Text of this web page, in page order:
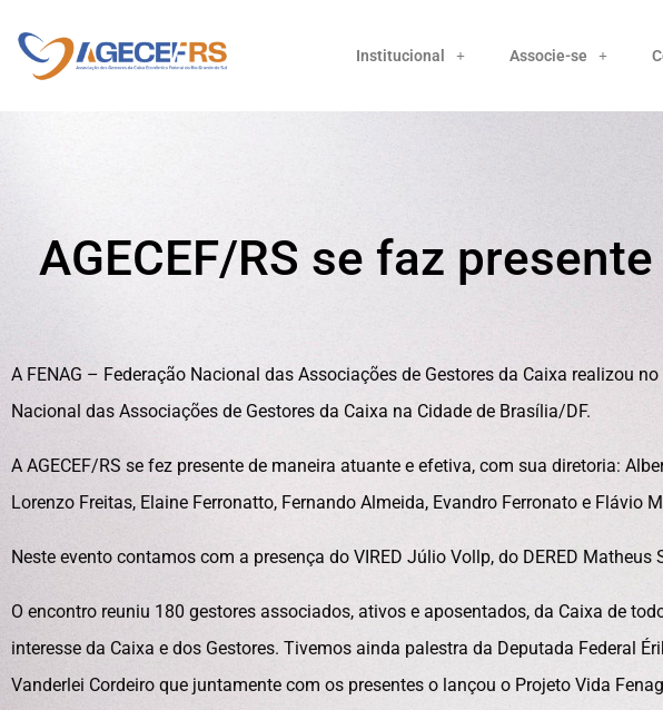
Institucional Associe-se
AGECEF/RS se faz presente
A FENAG – Federação Nacional das Associações de Gestores da Caixa realizou
Nacional das Associações de Gestores da Caixa na Cidade de Brasília/DF.
A AGECEF/RS se fez presente de maneira atuante e efetiva, com sua diretoria:
Lorenzo Freitas, Elaine Ferronatto, Fernando Almeida, Evandro Ferronato e Flávio
Neste evento contamos com a presença do VIRED Júlio Vollp, do DERED Matheus
O encontro reuniu 180 gestores associados, ativos e aposentados, da Caixa de
interesse da Caixa e dos Gestores. Tivemos ainda palestra da Deputada Federal
Vanderlei Cordeiro que juntamente com os presentes o lançou o Projeto Vida